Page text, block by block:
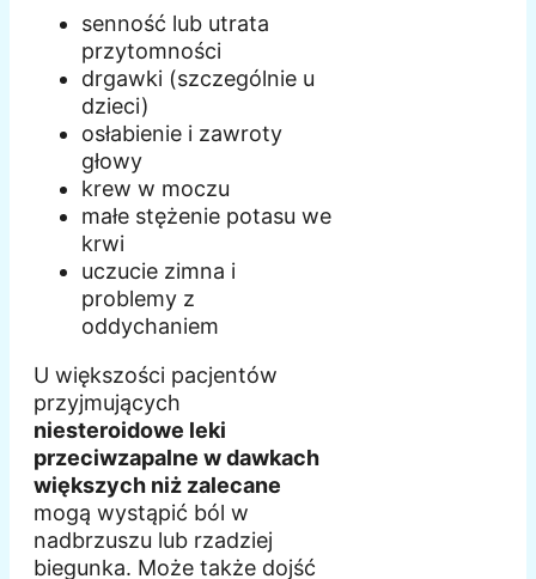
senność lub utrata
przytomności
drgawki (szczególnie u
dzieci)
osłabienie i zawroty
głowy
krew w moczu
małe stężenie potasu we
krwi
uczucie zimna i
problemy z
oddychaniem
U większości pacjentów
przyjmujących
niesteroidowe leki
przeciwzapalne w dawkach
większych niż zalecane
mogą wystąpić ból w
nadbrzuszu lub rzadziej
biegunka. Może także dojść